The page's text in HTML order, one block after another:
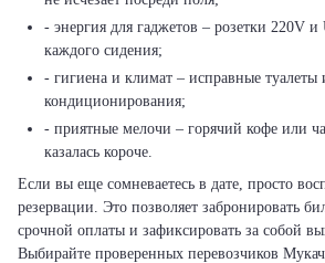
- энергия для гаджетов – розетки 220V
каждого сидения;
- гигиена и климат – исправные туалеты
кондиционирования;
- приятные мелочи – горячий кофе или
казалась короче.
Если вы еще сомневаетесь в дате, просто
резервации. Это позволяет забронировать
срочной оплаты и зафиксировать за собой
Выбирайте проверенных перевозчиков